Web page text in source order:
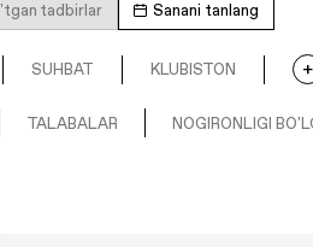
tadbirlar Sanani tanlang
SUHBAT KLUBISTON
TALABALAR NOGIRONLIGI